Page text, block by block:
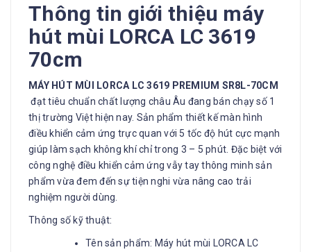
Thông tin giới thiệu máy
hút mùi LORCA LC 3619
70cm
MÁY HÚT MÙI LORCA LC 3619 PREMIUM SR8L-70CM
đạt tiêu chuẩn chất lượng châu Âu đang bán chạy số 1
thị trường Việt hiện nay. Sản phẩm thiết kế màn hình
điều khiển cảm ứng trực quan với 5 tốc độ hút cực mạnh
giúp làm sạch không khí chỉ trong 3 – 5 phút. Đặc biệt với
công nghệ điều khiển cảm ứng vẫy tay thông minh sản
phẩm vừa đem đến sự tiện nghi vừa nâng cao trải
nghiệm người dùng.
Thông số kỹ thuật:
Tên sản phẩm: Máy hút mùi LORCA LC